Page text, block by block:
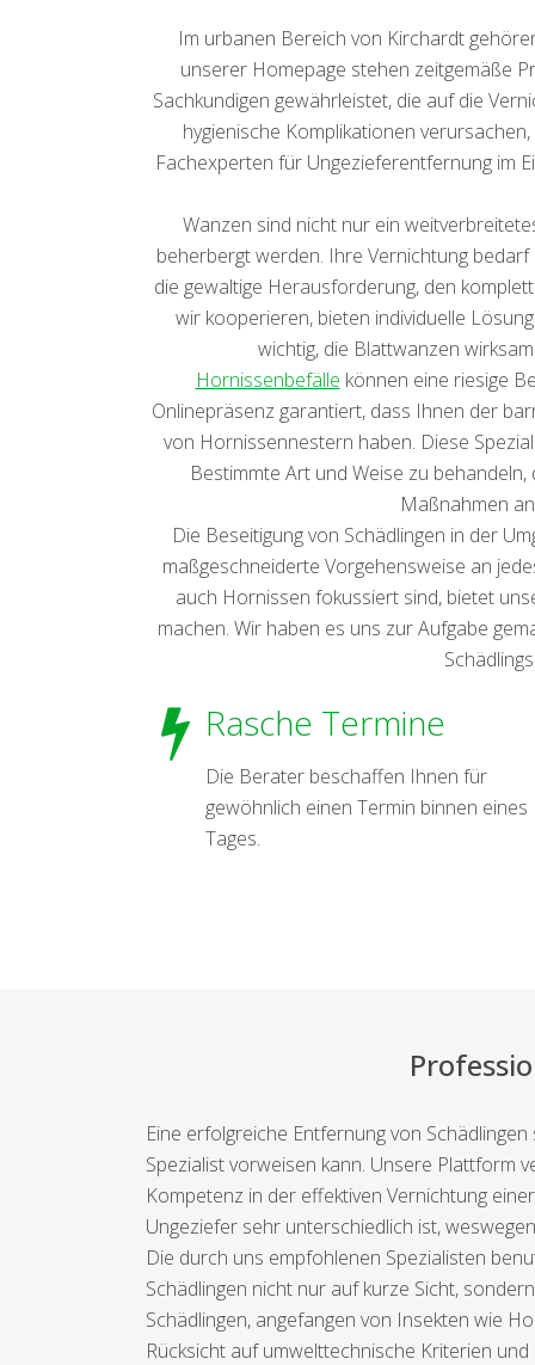
Im urbanen Bereich von Kirchardt
unserer Homepage stehen zeitgemäße
Sachkundigen gewährleistet, die auf die
hygienische Komplikationen
Fachexperten für Ungezieferentfernung im
Wanzen sind nicht nur ein
beherbergt werden. Ihre Vernichtung
die gewaltige Herausforderung, den
wir kooperieren, bieten individuelle
wichtig, die Blattwanzen
Hornissenbefälle können eine riesige
Onlinepräsenz garantiert, dass Ihnen der
von Hornissennestern haben. Diese
Bestimmte Art und Weise zu
Maßnahmen
Die Beseitigung von Schädlingen in der
maßgeschneiderte Vorgehensweise an
auch Hornissen fokussiert sind, bietet
machen. Wir haben es uns zur Aufgabe
Rasche Termine
Die Berater beschaffen Ihnen für
gewöhnlich einen Termin binnen eines
Tages.
Eine erfolgreiche Entfernung von
Spezialist vorweisen kann. Unsere Plattform
Kompetenz in der effektiven Vernichtung
Ungeziefer sehr unterschiedlich ist,
Die durch uns empfohlenen Spezialisten
Schädlingen nicht nur auf kurze Sicht,
Schädlingen, angefangen von Insekten wie
Rücksicht auf umwelttechnische Kriterien